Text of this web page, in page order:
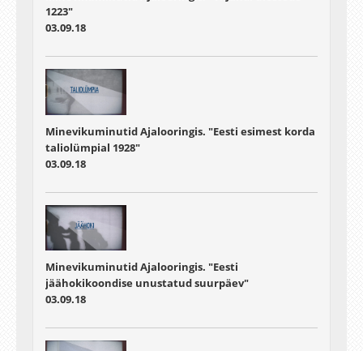
1223"
03.09.18
Minevikuminutid Ajalooringis. "Eesti esimest korda
taliolümpial 1928"
03.09.18
Minevikuminutid Ajalooringis. "Eesti
jäähokikoondise unustatud suurpäev"
03.09.18